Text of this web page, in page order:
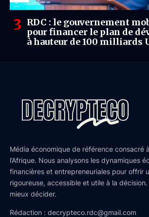
RDC : le gouvernement
pour financer le plan de
à hauteur de 100 milliards
Média économique de référence consacré
l’Afrique. Nous analysons les dynamiques
financières et entrepreneuriales pour offrir
rigoureuse, accessible et utile à la
mieux décider.
Rédaction : decrypteco.rdc@gmail.com